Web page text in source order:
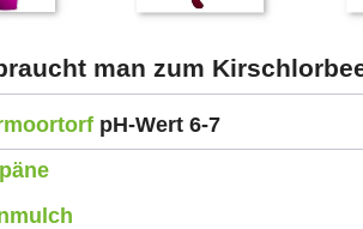
man zum
pH-Wert 6-7